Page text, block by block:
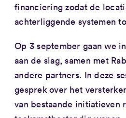
financiering zodat de
achterliggende systemen
Op 3 september gaan we
aan de slag, samen met
andere partners. In deze
gesprek over het
van bestaande initiatieven